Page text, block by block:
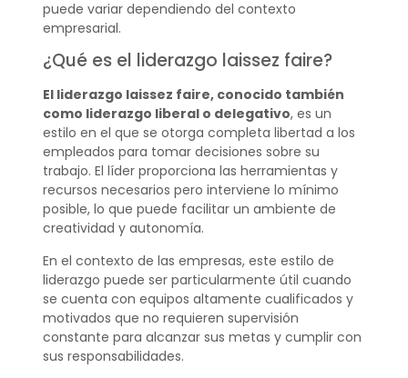
puede variar dependiendo del contexto
empresarial.
¿Qué es el liderazgo laissez faire?
El liderazgo laissez faire, conocido también
como liderazgo liberal o delegativo, es un
estilo en el que se otorga completa libertad a los
empleados para tomar decisiones sobre su
trabajo. El líder proporciona las herramientas y
recursos necesarios pero interviene lo mínimo
posible, lo que puede facilitar un ambiente de
creatividad y autonomía.
En el contexto de las empresas, este estilo de
liderazgo puede ser particularmente útil cuando
se cuenta con equipos altamente cualificados y
motivados que no requieren supervisión
constante para alcanzar sus metas y cumplir con
sus responsabilidades.